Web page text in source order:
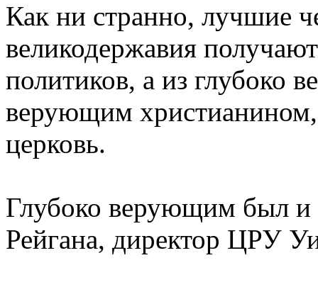
Как ни странно, лучшие
великодержавия
политиков, а из глубоко
верующим
церковь.
Глубоко верующим был
Рейгана, директор ЦРУ